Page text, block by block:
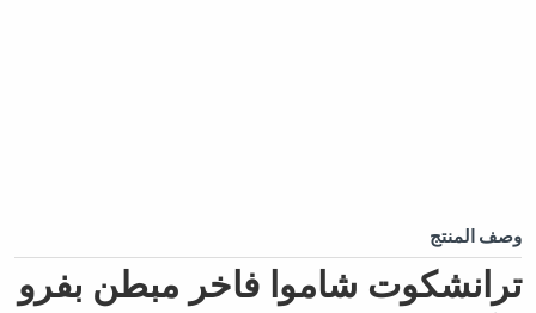
وصف المنتج
ترانشكوت شاموا فاخر مبطن بفرو